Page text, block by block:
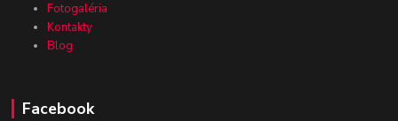
Fotogaléria
Kontakty
Blog
Facebook